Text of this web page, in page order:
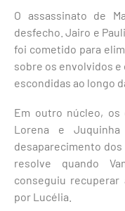
O assassinato de
desfecho. Jairo e
foi cometido para
sobre os envolvidos e
escondidas ao longo
Em outro núcleo, os
Lorena e
desaparecimento
resolve quando
conseguiu recuperar
por Lucélia.